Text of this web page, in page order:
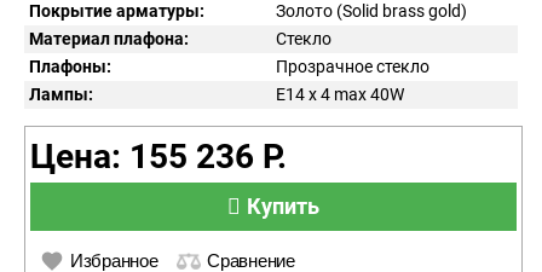
Покрытие арматуры:
Золото (Solid brass gold)
Материал плафона:
Стекло
Плафоны:
Прозрачное стекло
Лампы:
E14 x 4 max 40W
Цена: 155 236 Р.
Купить
Избранное Сравнение